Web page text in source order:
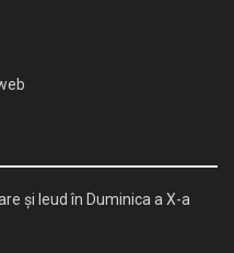
și Ieud în Duminica a X-a